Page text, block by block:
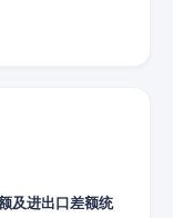
及进出口差额统